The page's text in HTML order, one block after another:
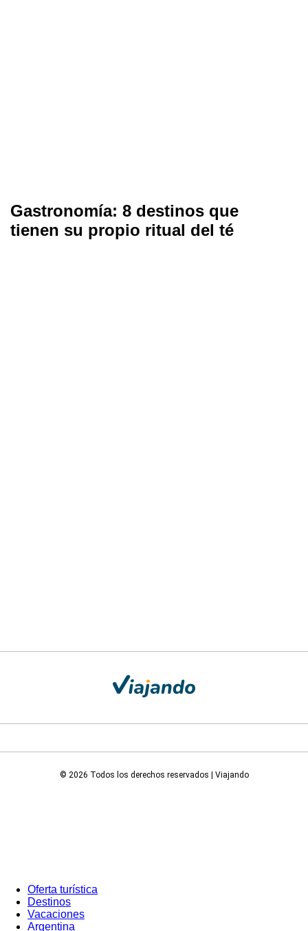
Gastronomía: 8 destinos que
tienen su propio ritual del té
© 2026 Todos los derechos reservados | Viajando
Oferta turística
Destinos
Vacaciones
Argentina